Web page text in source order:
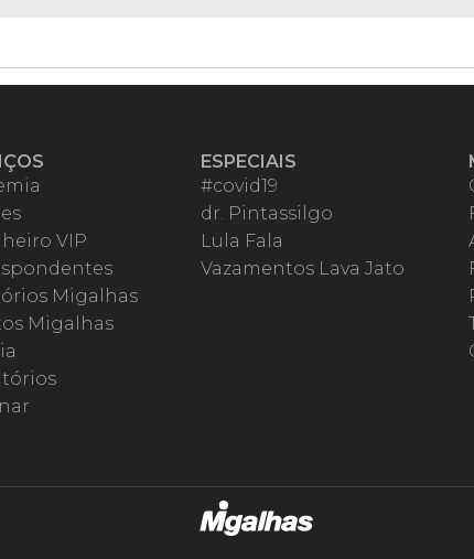
VIP
Migalhas
Migalhas
ESPECIAIS
#covid19
dr. Pintassilgo
Lula Fala
Vazamentos Lava Jato